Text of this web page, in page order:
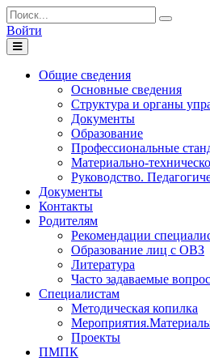
Войти
Toggle
navigation
Общие сведения
Основные сведения
Структура и органы
Документы
Образование
Профессиональные
Материально-
Руководство.
Документы
Контакты
Родителям
Рекомендации
Образование лиц с ОВЗ
Литература
Часто задаваемые
Специалистам
Методическая копилка
Проекты
ПМПК